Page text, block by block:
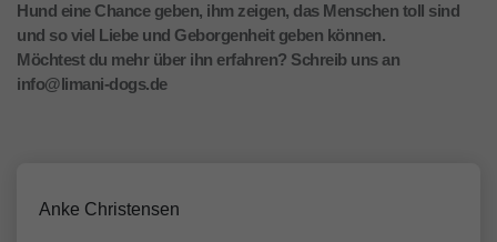
Hund eine Chance geben, ihm zeigen, das Menschen toll sind
und so viel Liebe und Geborgenheit geben können.
Möchtest du mehr über ihn erfahren? Schreib uns an
info@limani-dogs.de
Anke Christensen